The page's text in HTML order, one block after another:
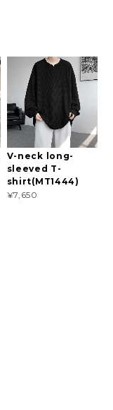
V-neck long-
sleeved T-
shirt(MT1444)
¥7,650